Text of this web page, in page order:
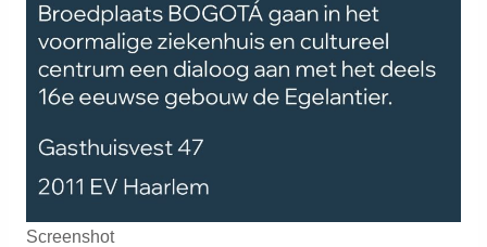
Screenshot